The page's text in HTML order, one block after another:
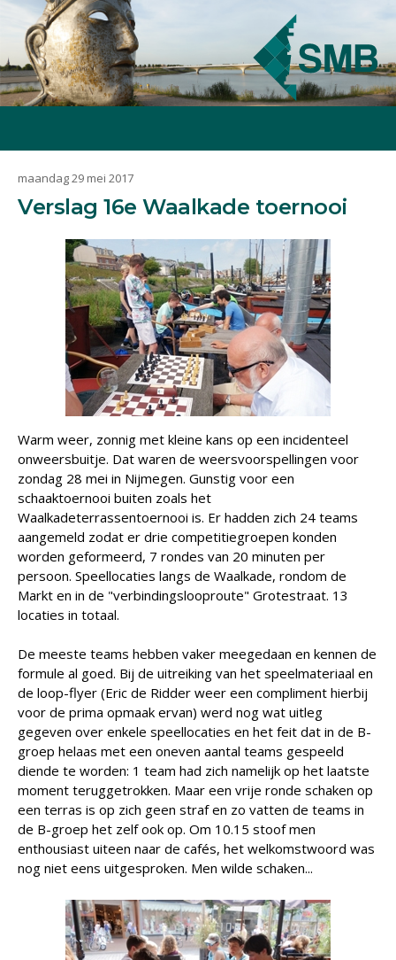
maandag 29 mei 2017
Verslag 16e Waalkade toernooi
Warm weer, zonnig met kleine kans op een incidenteel
onweersbuitje. Dat waren de weersvoorspellingen voor
zondag 28 mei in Nijmegen. Gunstig voor een
schaaktoernooi buiten zoals het
Waalkadeterrassentoernooi is. Er hadden zich 24 teams
aangemeld zodat er drie competitiegroepen konden
worden geformeerd, 7 rondes van 20 minuten per
persoon. Speellocaties langs de Waalkade, rondom de
Markt en in de "verbindingslooproute" Grotestraat. 13
locaties in totaal.
De meeste teams hebben vaker meegedaan en kennen de
formule al goed. Bij de uitreiking van het speelmateriaal en
de loop-flyer (Eric de Ridder weer een compliment hierbij
voor de prima opmaak ervan) werd nog wat uitleg
gegeven over enkele speellocaties en het feit dat in de B-
groep helaas met een oneven aantal teams gespeeld
diende te worden: 1 team had zich namelijk op het laatste
moment teruggetrokken. Maar een vrije ronde schaken op
een terras is op zich geen straf en zo vatten de teams in
de B-groep het zelf ook op. Om 10.15 stoof men
enthousiast uiteen naar de cafés, het welkomstwoord was
nog niet eens uitgesproken. Men wilde schaken...